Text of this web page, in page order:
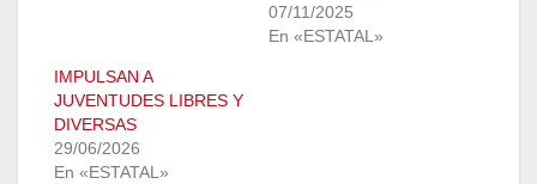
07/11/2025
En «ESTATAL»
IMPULSAN A
JUVENTUDES LIBRES Y
DIVERSAS
29/06/2026
En «ESTATAL»